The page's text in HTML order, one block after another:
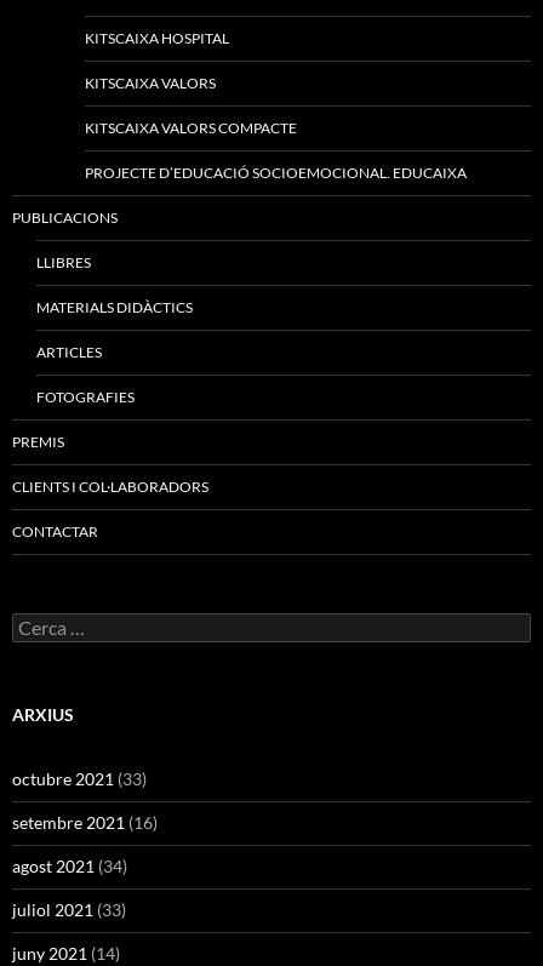
KITSCAIXA HOSPITAL
KITSCAIXA VALORS
KITSCAIXA VALORS COMPACTE
PROJECTE D’EDUCACIÓ SOCIOEMOCIONAL. EDUCAIXA
PUBLICACIONS
LLIBRES
MATERIALS DIDÀCTICS
ARTICLES
FOTOGRAFIES
PREMIS
CLIENTS I COL·LABORADORS
CONTACTAR
Cerca:
ARXIUS
octubre 2021 (33)
setembre 2021 (16)
agost 2021 (34)
juliol 2021 (33)
juny 2021 (14)